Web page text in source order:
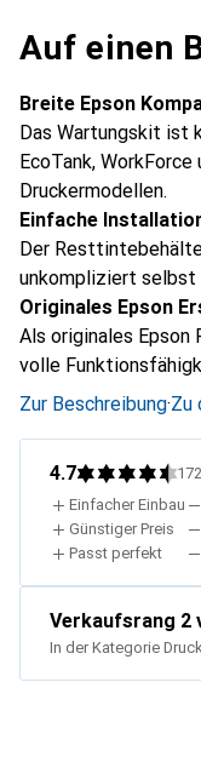
Auf einen
Breite Epson
Das Wartungskit ist
EcoTank,
Druckermodellen.
Einfache
Der
unkompliziert selbst
Originales Epson
Als originales
volle
Zur Beschreibung·Zu
4.7 172
Einfacher Einbau
Günstiger Preis
Passt perfekt
Verkaufsrang 2
In der Kategorie